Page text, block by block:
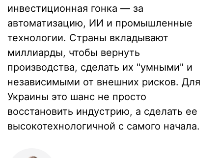
инвестиционная гонка — за
автоматизацию, ИИ и промышленные
технологии. Страны вкладывают
миллиарды, чтобы вернуть
производства, сделать их "умными" и
независимыми от внешних рисков. Для
Украины это шанс не просто
восстановить индустрию, а сделать ее
высокотехнологичной с самого начала.